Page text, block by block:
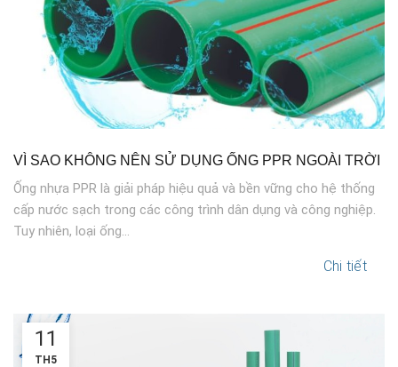
VÌ SAO KHÔNG NÊN SỬ DỤNG ỐNG PPR NGOÀI TRỜI
Ống nhựa PPR là giải pháp hiệu quả và bền vững cho hệ thống
cấp nước sạch trong các công trình dân dụng và công nghiệp.
Tuy nhiên, loại ống...
Chi tiết
11
TH5